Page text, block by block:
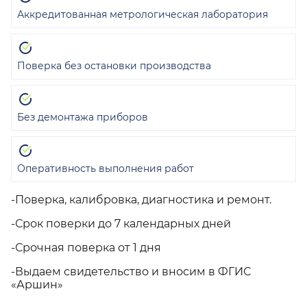
-Поверка, калибровка, диагностика и ремонт.
-Срок поверки до 7 календарных дней
-Срочная поверка от 1 дня
-Выдаем свидетельство и вносим в ФГИС
«Аршин»
Аккредитованная метрологическая лаборатория
Поверка без остановки производства
Без демонтажа приборов
Оперативность выполнения работ